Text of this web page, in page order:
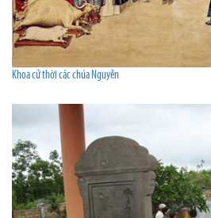
Khoa cử thời các chúa Nguyễn